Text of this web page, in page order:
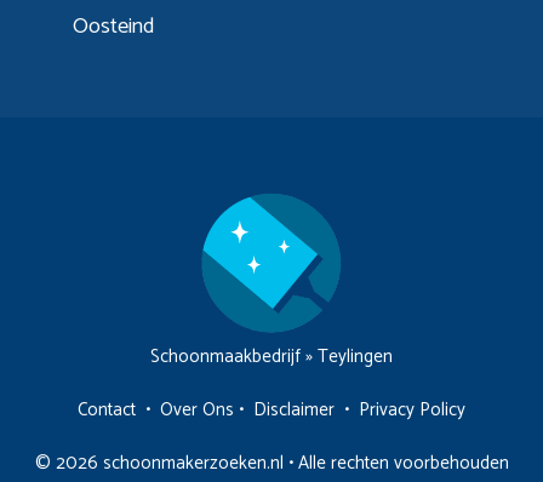
Oosteind
Schoonmaakbedrijf»Teylingen
Contact • Over Ons • Disclaimer • Privacy Policy
© 2026 schoonmakerzoeken.nl • Alle rechten voorbehouden